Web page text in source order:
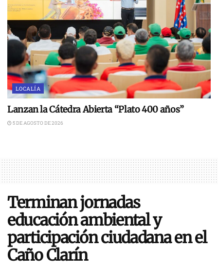
LOCALÍA
Lanzan la Cátedra Abierta “Plato 400 años”
5 DE AGOSTO DE 2026
Terminan jornadas
educación ambiental y
participación ciudadana en el
Caño Clarín